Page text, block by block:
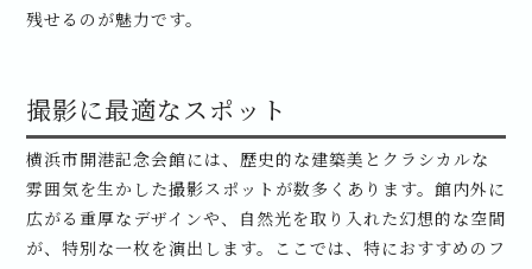
残せるのが魅力です。
撮影に最適なスポット
横浜市開港記念会館には、歴史的な建築美とクラシカルな
雰囲気を生かした撮影スポットが数多くあります。館内外に
広がる重厚なデザインや、自然光を取り入れた幻想的な空間
が、特別な一枚を演出します。ここでは、特におすすめのフ